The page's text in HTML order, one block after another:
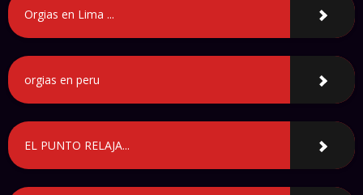
Orgias en Lima ...
orgias en peru
EL PUNTO RELAJA...